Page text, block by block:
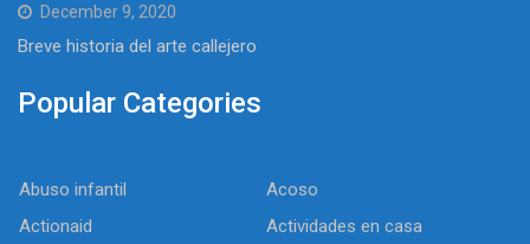
December 9, 2020
Breve historia del arte callejero
Popular Categories
Abuso infantil
Acoso
Actionaid
Actividades en casa